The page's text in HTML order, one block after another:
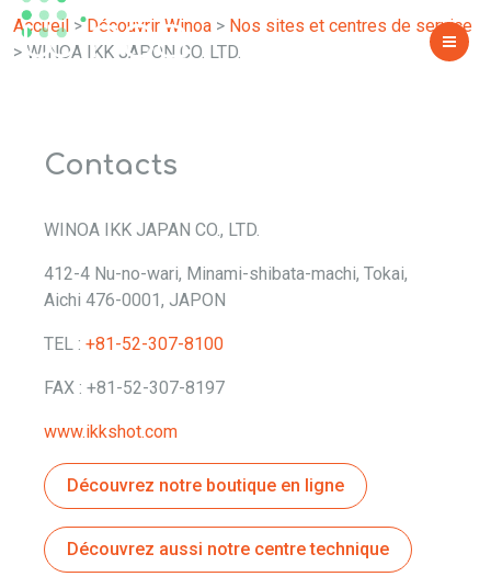
Accueil >Découvrir Winoa > Nos sites et centres de service
> WINOA IKK JAPON CO. LTD.
Contacts
WINOA IKK JAPAN CO., LTD.
412-4 Nu-no-wari, Minami-shibata-machi, Tokai,
Aichi 476-0001, JAPON
TEL : +81-52-307-8100
FAX : +81-52-307-8197
www.ikkshot.com
Découvrez notre boutique en ligne
Découvrez aussi notre centre technique